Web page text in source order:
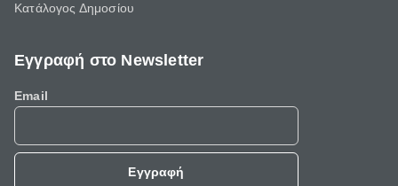
Κατάλογος Δημοσίου
Εγγραφή στο Newsletter
Email
Εγγραφή